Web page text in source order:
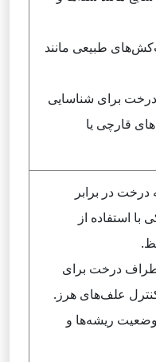
طبیعی مانند
برای شناسایی
قارچی یا
در برابر
استفاده از
درخت برای
علف‌های هرز.
ریشه‌ها و